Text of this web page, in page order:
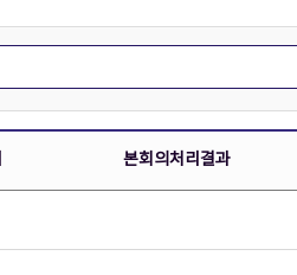
본회의처리결과